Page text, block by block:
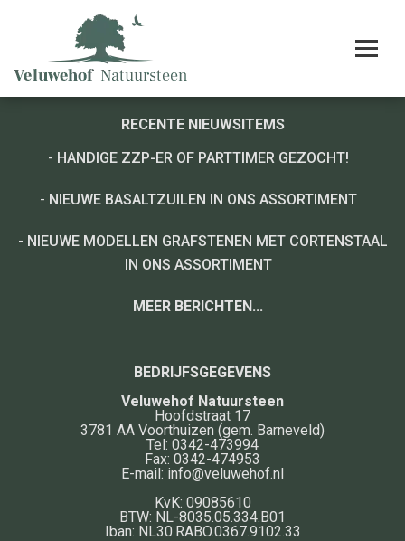
BEDRIJFSGEGEVENS
Veluwehof Natuursteen
Hoofdstraat 17
3781 AA Voorthuizen (gem. Barneveld)
Tel: 0342-473994
Fax: 0342-474953
E-mail: info@veluwehof.nl
KvK: 09085610
BTW: NL-8035.05.334.B01
Iban: NL30.RABO.0367.9102.33
RECENTE NIEUWSITEMS
- HANDIGE ZZP-ER OF PARTTIMER GEZOCHT!
- NIEUWE BASALTZUILEN IN ONS ASSORTIMENT
- NIEUWE MODELLEN GRAFSTENEN MET CORTENSTAAL
IN ONS ASSORTIMENT
MEER BERICHTEN...